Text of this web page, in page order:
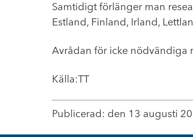
Samtidigt förlänger man
Estland, Finland, Irland,
Avrådan för icke nödvändiga
Källa:TT
Publicerad: den 13 augusti